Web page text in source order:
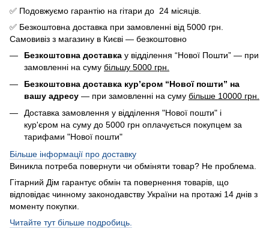
✅ Подовжуємо гарантію на гітари до 24 місяців.
✅ Безкоштовна доставка при замовленні від 5000 грн.
Самовивіз з магазину в Києві — безкоштовно
Безкоштовна доставка у відділення “Нової Пошти” — при
замовленні на суму більшу 5000 грн.
Безкоштовна доставка кур’єром “Нової пошти” на
вашу адресу — при замовленні на суму більше 10000 грн.
Доставка замовлення у відділення "Нової пошти" і
кур'єром на суму до 5000 грн оплачується покупцем за
тарифами "Нової пошти"
Більше інформації про доставку
Виникла потреба повернути чи обміняти товар? Не проблема.
Гітарний Дім гарантує обмін та повернення товарів, що
відповідає чинному законодавству України на протажі 14 днів з
моменту покупки.
Читайте тут більше подробиць.